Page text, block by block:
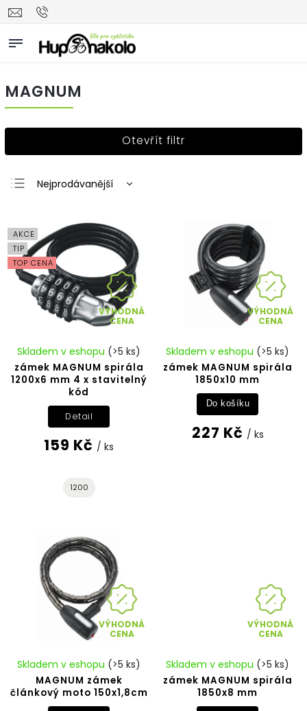
MAGNUM
Otevřít filtr
Nejprodávanější
Nejdražší
Abecedně
AKCE
TIP
TOP CENA
VÝHODNÁ
CENA
zámek MAGNUM spirála
1200x6 mm 4 x stavitelný
kód
Skladem v eshopu (>5 ks)
159 Kč / ks
Detail
1200
VÝHODNÁ
CENA
zámek MAGNUM spirála
1850x10 mm
Skladem v eshopu (>5 ks)
227 Kč / ks
Do košíku
VÝHODNÁ
CENA
MAGNUM zámek
článkový moto 150x1,8cm
Skladem v eshopu (>5 ks)
VÝHODNÁ
CENA
zámek MAGNUM spirála
1850x8 mm
Skladem v eshopu (>5 ks)